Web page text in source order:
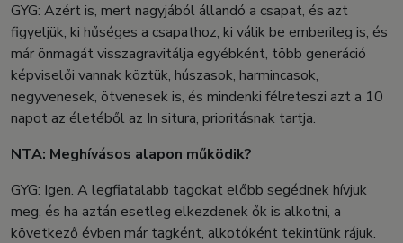
GYG: Azért is, mert nagyjából állandó a csapat, és azt
figyeljük, ki hűséges a csapathoz, ki válik be emberileg is, és
már önmagát visszagravitálja egyébként, több generáció
képviselői vannak köztük, húszasok, harmincasok,
negyvenesek, ötvenesek is, és mindenki félreteszi azt a 10
napot az életéből az In situra, prioritásnak tartja.
NTA: Meghívásos alapon működik?
GYG: Igen. A legfiatalabb tagokat előbb segédnek hívjuk
meg, és ha aztán esetleg elkezdenek ők is alkotni, a
következő évben már tagként, alkotóként tekintünk rájuk.